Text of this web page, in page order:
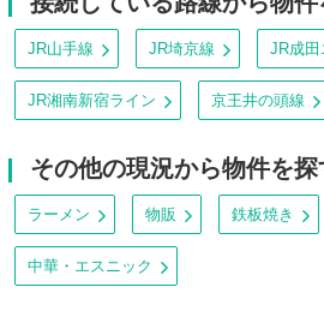
JR山手線 JR埼京線 JR成田
JR湘南新宿ライン 京王井の頭線
その他の現況から物件を探
ラーメン 物販 鉄板焼き
中華・エスニック